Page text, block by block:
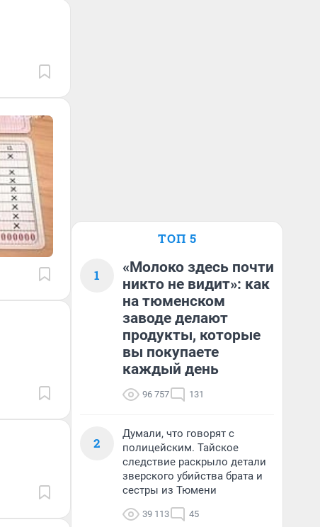
ТОП 5
1
«Молоко здесь почти
никто не видит»: как
на тюменском
заводе делают
продукты, которые
вы покупаете
каждый день
96 757 131
2
Думали, что говорят с
полицейским. Тайское
следствие раскрыло детали
зверского убийства брата и
сестры из Тюмени
39 113 45